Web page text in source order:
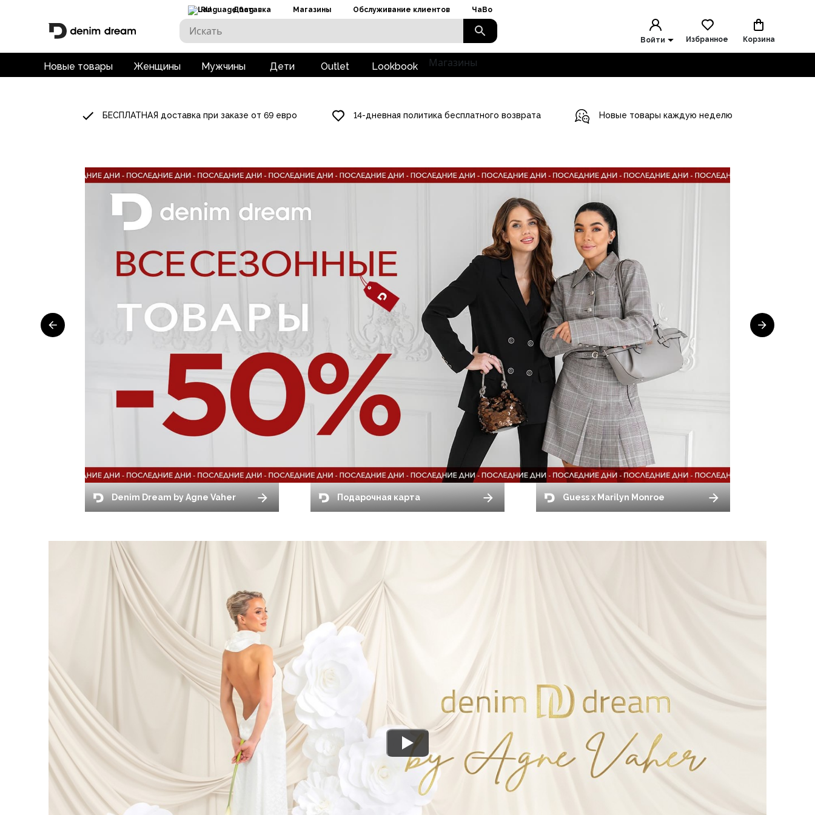
RU Доставка Магазины Обслуживание клиентов ЧаВо
Войти Избранное Корзина
Новые товары Женщины Мужчины Дети Outlet Lookbook Магазины
БЕСПЛАТНАЯ доставка при заказе от 69 евро 14-дневная политика бесплатного возврата Новые товары каждую неделю
Denim Dream by Agne Vaher Подарочная карта Guess x Marilyn Monroe